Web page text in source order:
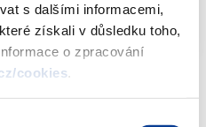
s dalšími informacemi,
získali v důsledku toho,
o zpracování
cookies.